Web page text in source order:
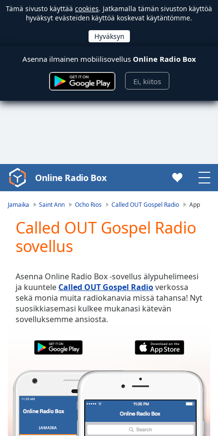
Tämä sivusto käyttää cookies. Jatkamalla tämän sivuston käyttöä
hyväksyt evästeiden käyttöä koskevat käytäntömme.
Asenna ilmainen mobiilisovellus Online Radio Box
Ei, kiitos
Video
Player
Play
Video
Play
Skip
Forward
Mute
Current
Time0:00
TypeLIVE
Seek to
live,
behind
Remaining
Online Radio Box
Jamaika Saint Ann Ocho Rios Called OUT Gospel Radio App
Called OUT Gospel Radio
sovellus
Asenna Online Radio Box -sovellus älypuhelimeesi
ja kuuntele Called OUT Gospel Radioverkossa
sekä monia muita radiokanavia missä tahansa! Nyt
suosikkiasemasi kulkee mukanasi kätevän
sovelluksemme ansiosta.
JAMAIKA